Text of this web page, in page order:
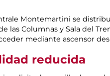
Montemartini se
las Columnas y Sala del
mediante ascensor
reducida